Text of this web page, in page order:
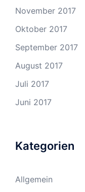
November 2017
Oktober 2017
September 2017
August 2017
Juli 2017
Juni 2017
Kategorien
Allgemein